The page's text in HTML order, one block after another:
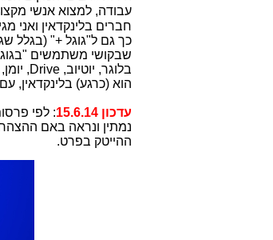
עבודה, למצוא אנשי
חברים בלינקדאין
שבקושי משתמשים
הוא (כרגע) בלינקדאין, עם מעל ל- 300 מיליון
עדכון 15.6.14 : לפי
נמתין ונראה באם
ההייטק בפרט.